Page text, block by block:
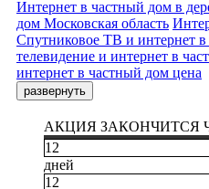
Интернет в частный дом в
дом Московская область
Спутниковое ТВ и интернет
телевидение и интернет в
интернет в частный дом цена
развернуть
АКЦИЯ ЗАКОНЧИТСЯ
12
дней
12